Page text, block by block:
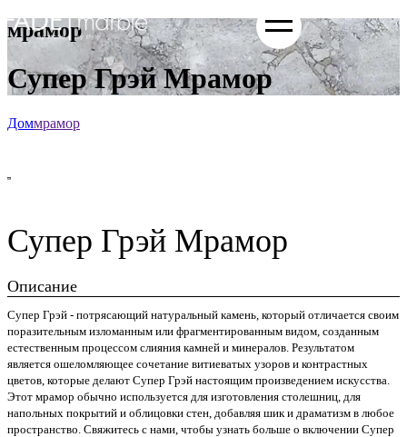
мрамор
Супер Грэй Мрамор
Доммрамор
Супер Грэй Мрамор
Описание
Супер Грэй - потрясающий натуральный камень, который отличается своим
поразительным изломанным или фрагментированным видом, созданным
естественным процессом слияния камней и минералов. Результатом
является ошеломляющее сочетание витиеватых узоров и контрастных
цветов, которые делают Супер Грэй настоящим произведением искусства.
Этот мрамор обычно используется для изготовления столешниц, для
напольных покрытий и облицовки стен, добавляя шик и драматизм в любое
пространство. Свяжитесь с нами, чтобы узнать больше о включении Супер